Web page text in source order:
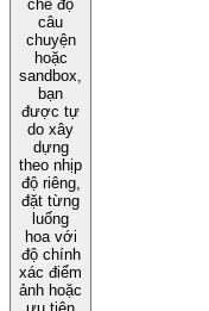
chế độ
câu
chuyện
hoặc
sandbox,
bạn
được tự
do xây
dựng
theo nhịp
độ riêng,
đặt từng
luống
hoa với
độ chính
xác điểm
ảnh hoặc